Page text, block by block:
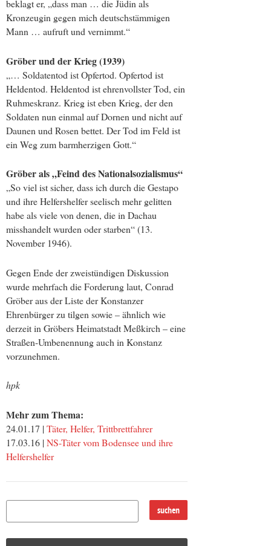
beklagt er, „dass man … die Jüdin als
Kronzeugin gegen mich deutschstämmigen
Mann … aufruft und vernimmt.“
Gröber und der Krieg (1939)
„… Soldatentod ist Opfertod. Opfertod ist
Heldentod. Heldentod ist ehrenvollster Tod, ein
Ruhmeskranz. Krieg ist eben Krieg, der den
Soldaten nun einmal auf Dornen und nicht auf
Daunen und Rosen bettet. Der Tod im Feld ist
ein Weg zum barmherzigen Gott.“
Gröber als „Feind des Nationalsozialismus“
„So viel ist sicher, dass ich durch die Gestapo
und ihre Helfershelfer seelisch mehr gelitten
habe als viele von denen, die in Dachau
misshandelt wurden oder starben“ (13.
November 1946).
Gegen Ende der zweistündigen Diskussion
wurde mehrfach die Forderung laut, Conrad
Gröber aus der Liste der Konstanzer
Ehrenbürger zu tilgen sowie – ähnlich wie
derzeit in Gröbers Heimatstadt Meßkirch – eine
Straßen-Umbenennung auch in Konstanz
vorzunehmen.
hpk
Mehr zum Thema:
24.01.17 | Täter, Helfer, Trittbrettfahrer
17.03.16 | NS-Täter vom Bodensee und ihre
Helfershelfer